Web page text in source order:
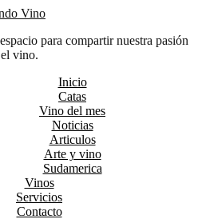
Vino
para compartir nuestra pasión
vino.
Inicio
Catas
Vino del mes
Noticias
Articulos
Arte y vino
Sudamerica
Vinos
Servicios
Contacto